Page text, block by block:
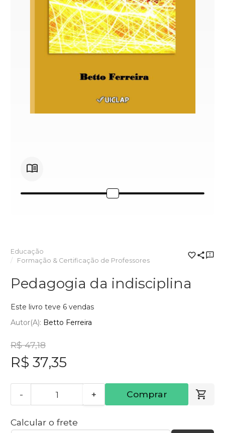
Educação
Formação & Certificação de Professores
Pedagogia da indisciplina
Este livro teve 6 vendas
Autor(a): Betto Ferreira
R$ 47,18
R$ 37,35
- + Comprar
Calcular o frete